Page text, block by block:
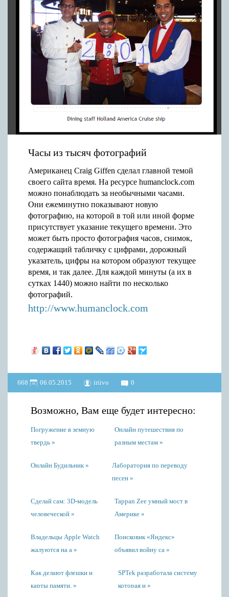
Часы из тысяч фотографий
Американец Craig Giffen сделал главной темой
своего сайта время. На ресурсе humanclock.com
можно понаблюдать за необычными часами.
Они ежеминутно показывают новую
фотографию, на которой в той или иной форме
присутствует указание текущего времени. Это
может быть просто фотография часов, снимок,
содержащий табличку с цифрами, дорожный
указатель, цифры на котором образуют текущее
время, и так далее. Для каждой минуты (а их в
сутках 1440) можно найти по несколько
фотографий.
http://www.humanclock.com
668 06.05.2015 iriivo 0
Возможно, Вам еще будет интересно:
Погружение в земную
твердь
Онлайн путешествия по
разным местам
Онлайн Будильник
Лаборатория по переводу
песен
Сделай сам: 3D-модель
человеческой
Tappan Zee умный мост в
Америке
Владельцы Apple Watch
жалуются на а
Поисковик «Яндекс»
объявил войну са
Как делают флешки и
карты памяти.
SPTek разработала систему
которая и